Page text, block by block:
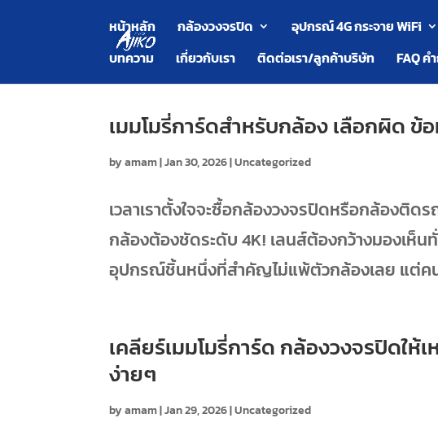
หน้าหลัก กล้องวงจรปิด อุปกรณ์ 4G กระจาย WiFi
บทความ
เกี่ยวกับเรา ติดต่อเรา/ลูกค้าบริษัท FAQ
เมมโมรี่การ์ดสำหรับกล้อง เลือกผิด ข้
byamam|Jan 30, 2026|Uncategorized
เวลาเราตั้งใจจะซื้อกล้องวงจรปิดหรือกล้องติ
กล้องต้องชัดระดับ 4K! เลนส์ต้องกว้างมองเห็
อุปกรณ์ชิ้นหนึ่งที่สำคัญไม่แพ้ตัวกล้องเลย แต่คน
เคลียร์เมมโมรี่การ์ด กล้องวงจรปิดใ
ง่ายๆ
byamam|Jan 29, 2026|Uncategorized